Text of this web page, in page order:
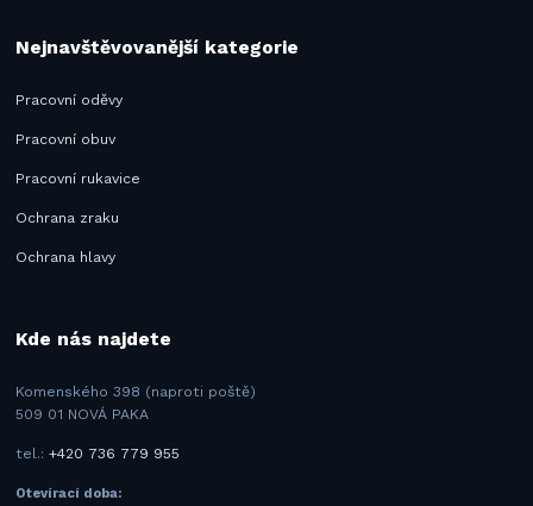
Nejnavštěvovanější kategorie
Pracovní oděvy
Pracovní obuv
Pracovní rukavice
Ochrana zraku
Ochrana hlavy
Kde nás najdete
Komenského 398 (naproti poště)
509 01 NOVÁ PAKA
tel.:+420 736 779 955
Otevírací doba: